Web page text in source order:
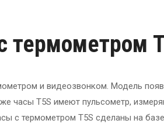
термометром
и видеозвонком. Модель
часы T5S имеют пульсометр,
с термометром T5S сделаны на